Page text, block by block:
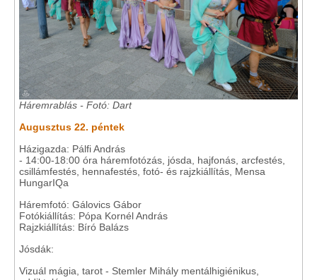
Háremrablás - Fotó: Dart
Augusztus 22. péntek
Házigazda: Pálfi András
- 14:00-18:00 óra háremfotózás, jósda, hajfonás, arcfestés,
csillámfestés, hennafestés, fotó- és rajzkiállítás, Mensa
HungarIQa
Háremfotó: Gálovics Gábor
Fotókiállítás: Pópa Kornél András
Rajzkiállítás: Bíró Balázs
Jósdák:
Vizuál mágia, tarot - Stemler Mihály mentálhigiénikus,